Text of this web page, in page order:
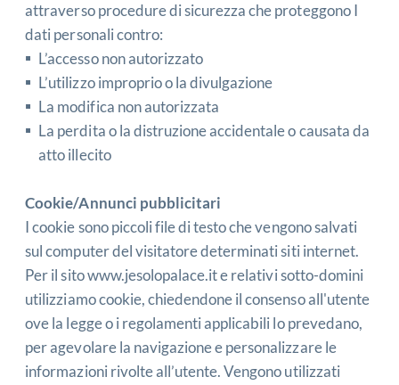
attraverso procedure di sicurezza che proteggono I
dati personali contro:
L’accesso non autorizzato
L’utilizzo improprio o la divulgazione
La modifica non autorizzata
La perdita o la distruzione accidentale o causata da
atto illecito
Cookie/Annunci pubblicitari
I cookie sono piccoli file di testo che vengono salvati
sul computer del visitatore determinati siti internet.
Per il sitowww.jesolopalace.ite relativi sotto-domini
utilizziamo cookie, chiedendone il consenso all'utente
ove la legge o i regolamenti applicabili lo prevedano,
per agevolare la navigazione e personalizzare le
informazioni rivolte all’utente. Vengono utilizzati